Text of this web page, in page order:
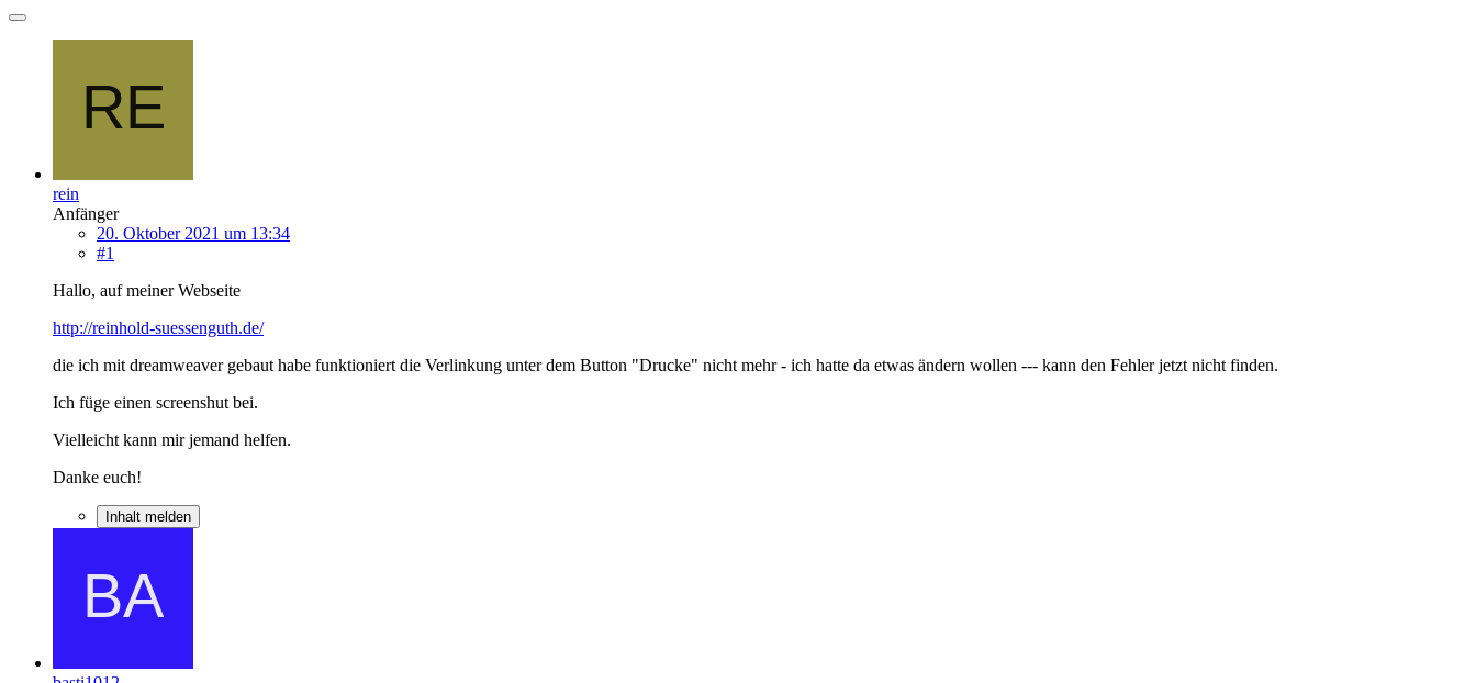
rein
Anfänger
20. Oktober 2021 um 13:34
#1
Hallo, auf meiner Webseite
http://reinhold-suessenguth.de/
die ich mit dreamweaver gebaut habe funktioniert die Verlinkung unter dem Button "Drucke" nicht mehr - ich hatte da etwas ändern wollen --- kann den Fehler jetzt nicht finden.
Ich füge einen screenshut bei.
Vielleicht kann mir jemand helfen.
Danke euch!
Inhalt melden